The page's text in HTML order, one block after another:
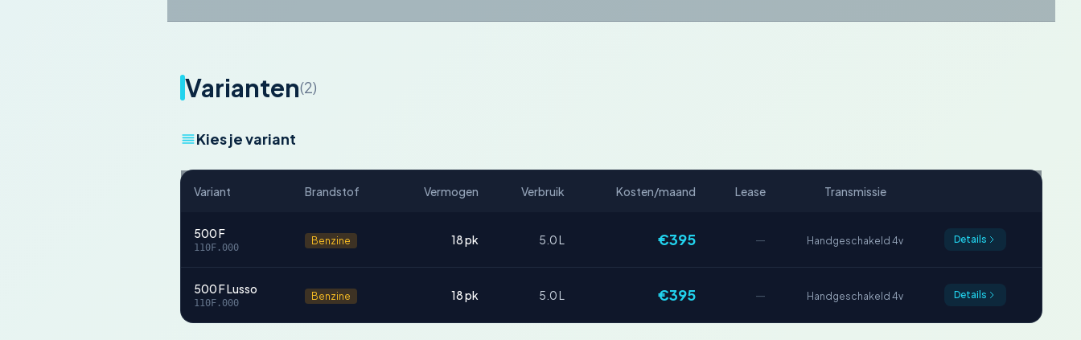
Varianten(2)
Kies je variant
Variant Brandstof Vermogen Verbruik Kosten/maand Lease Transmissie
500 F
110F.000
Benzine 18 pk 5.0 L €395 — Handgeschakeld 4v Details
500 F Lusso
110F.000
Benzine 18 pk 5.0 L €395 — Handgeschakeld 4v Details